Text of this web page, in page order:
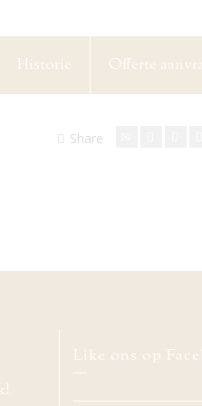
Historie Offerte
Share
Like ons op